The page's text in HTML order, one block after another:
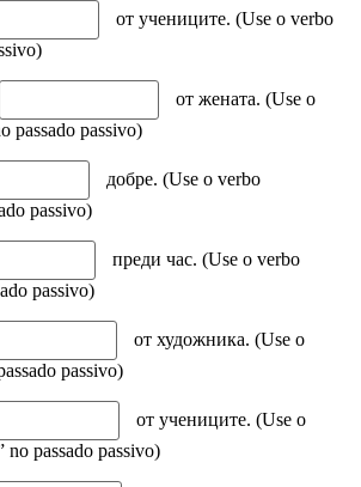
от учениците. (Use o verbo
от жената. (Use o
passado passivo)
добре. (Use o verbo
passivo)
преди час. (Use o verbo
passivo)
от художника. (Use o
passivo)
от учениците. (Use o
no passado passivo)